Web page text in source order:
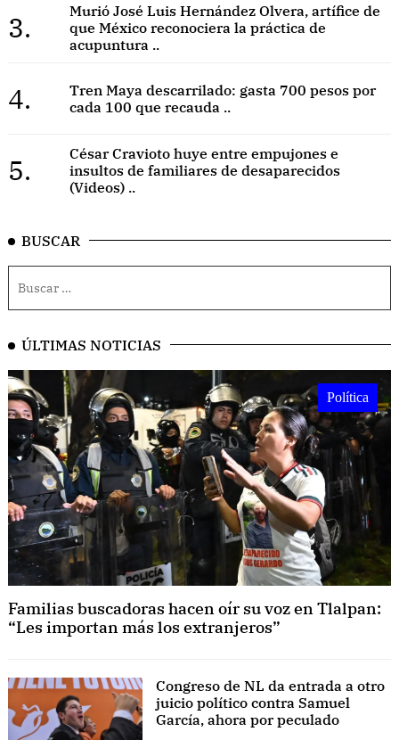
3.
Murió José Luis Hernández Olvera, artífice de
que México reconociera la práctica de
acupuntura ..
4.
Tren Maya descarrilado: gasta 700 pesos por
cada 100 que recauda ..
5.
César Cravioto huye entre empujones e
insultos de familiares de desaparecidos
(Videos) ..
BUSCAR
ÚLTIMAS NOTICIAS
Política
Familias buscadoras hacen oír su voz en Tlalpan:
“Les importan más los extranjeros”
Congreso de NL da entrada a otro
juicio político contra Samuel
García, ahora por peculado